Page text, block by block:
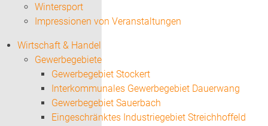
Wintersport
Impressionen von Veranstaltungen
Wirtschaft & Handel
Gewerbegebiete
Gewerbegebiet Stockert
Interkommunales Gewerbegebiet Dauerwang
Gewerbegebiet Sauerbach
Eingeschränktes Industriegebiet Streichhoffeld